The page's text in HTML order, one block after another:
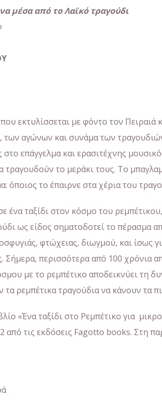
μέσα από το Λαϊκό τραγούδι
εκτυλίσσεται με φόντο τον Πειραιά
αγώνων και συνάμα των
επάγγελμα και ερασιτέχνης
το μεράκι τους. Το
όποιος το έπαιρνε στα χέρια του
ένα ταξίδι στον κόσμο του
ως είδος σηματοδοτεί το πέρασμα
φτώχειας, διωγμού, και ίσως
Σήμερα, περισσότερα από 100
με το ρεμπέτικο αποδεικνύει τη
ρεμπέτικα τραγούδια να κάνουν τα
«Ένα ταξίδι στο Ρεμπέτικο για
τις εκδόσεις Fagotto books. Στη